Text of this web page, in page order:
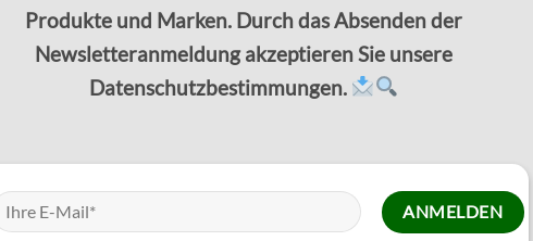
Produkte und Marken. Durch das Absenden der
Newsletteranmeldung akzeptieren Sie unsere
Datenschutzbestimmungen.